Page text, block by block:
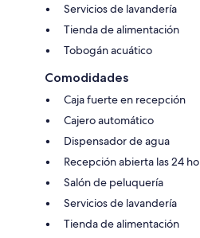
Servicios de lavandería
Tienda de alimentación
Tobogán acuático
Comodidades
Caja fuerte en recepción
Cajero automático
Dispensador de agua
Recepción abierta las 24
Salón de peluquería
Servicios de lavandería
Tienda de alimentación